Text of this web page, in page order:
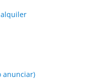
anunciar)